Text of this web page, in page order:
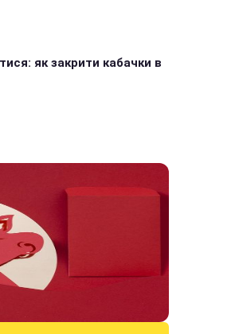
як закрити кабачки в